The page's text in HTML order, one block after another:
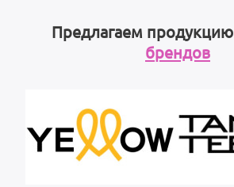
Предлагаем продукцию
брендов